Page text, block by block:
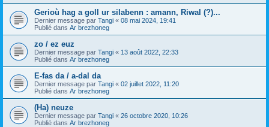
Gerioù hag a goll ur silabenn : amann, Riwal (?)...
Dernier message par Tangi « 08 mai 2024, 19:41
Publié dans Ar brezhoneg
zo / ez euz
Dernier message par Tangi « 13 août 2022, 22:33
Publié dans Ar brezhoneg
E-fas da / a-dal da
Dernier message par Tangi « 02 juillet 2022, 11:20
Publié dans Ar brezhoneg
(Ha) neuze
Dernier message par Tangi « 26 octobre 2020, 10:26
Publié dans Ar brezhoneg